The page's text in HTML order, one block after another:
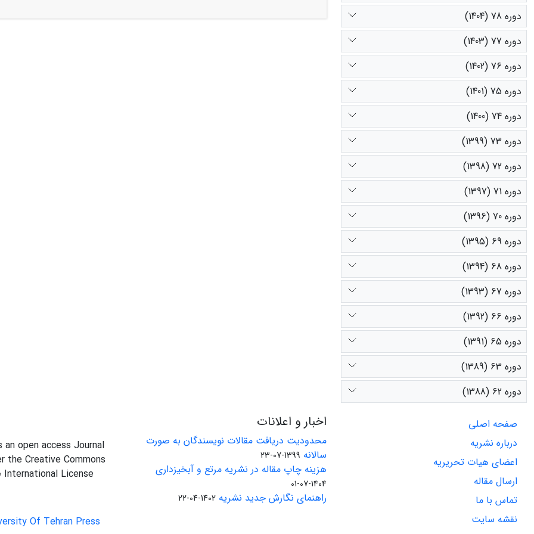
حاصل از این گونه را در حجم بالا مصرف می‌کند. هر چه به‏ سمت تیرماه پیش
دوره 78 (1404)
دوره 77 (1403)
دوره 76 (1402)
دوره 75 (1401)
دوره 74 (1400)
دوره 73 (1399)
دوره 72 (1398)
دوره 71 (1397)
دوره 70 (1396)
دوره 69 (1395)
دوره 68 (1394)
دوره 67 (1393)
دوره 66 (1392)
دوره 65 (1391)
دوره 63 (1389)
دوره 62 (1388)
صفحه اصلی
درباره نشریه
اعضای هیات تحریریه
ارسال مقاله
تماس با ما
نقشه سایت
اخبار و اعلانات
محدودیت دریافت مقالات نویسندگان به صورت
سالانه 1399-07-23
هزینه چاپ مقاله در نشریه مرتع و آبخیزداری
1404-07-01
راهنمای نگارش جدید نشریه 1402-04-22
an open access Journal
the Creative Commons
License
Of Tehran Press